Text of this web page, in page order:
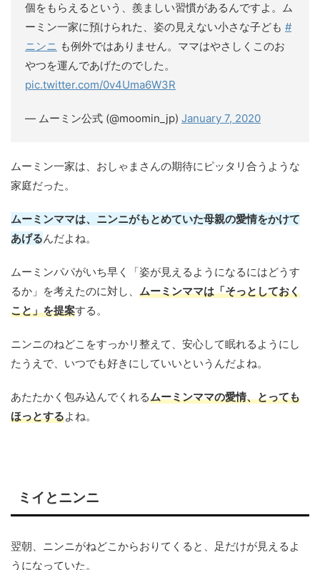
個をもらえるという、羨ましい習慣があるんですよ。ム
ーミン一家に預けられた、姿の見えない小さな子ども #
ニンニ も例外ではありません。ママはやさしくこのお
やつを運んであげたのでした。
pic.twitter.com/0v4Uma6W3R
— ムーミン公式 (@moomin_jp) January 7, 2020
ムーミン一家は、おしゃまさんの期待にピッタリ合うような
家庭だった。
ムーミンママは、ニンニがもとめていた母親の愛情をかけて
あげるんだよね。
ムーミンパパがいち早く「姿が見えるようになるにはどうす
るか」を考えたのに対し、 ムーミンママは「そっとしておく
こと」を提案する。
ニンニのねどこをすっかリ整えて、安心して眠れるようにし
たうえで、いつでも好きにしていいというんだよね。
あたたかく包み込んでくれるムーミンママの愛情、とっても
ほっとするよね。
ミイとニンニ
翌朝、ニンニがねどこからおりてくると、足だけが見えるよ
うになっていた。